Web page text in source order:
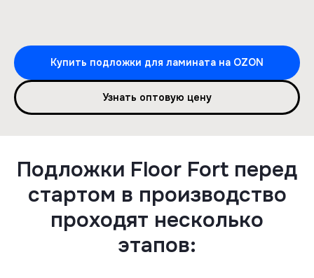
Купить подложки для ламината на OZON
Узнать оптовую цену
Подложки Floor Fort перед
стартом в производство
проходят несколько
этапов: